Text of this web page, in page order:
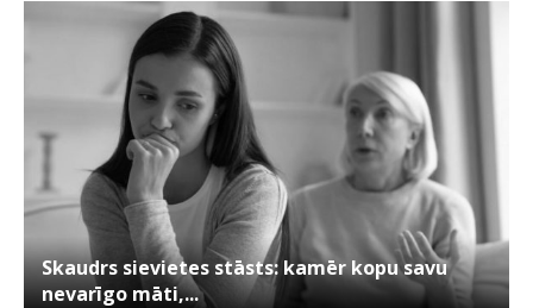
Skaudrs sievietes stāsts: kamēr kopu savu
nevarīgo māti,...